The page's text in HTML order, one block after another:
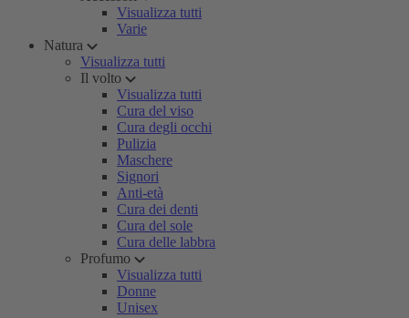
Visualizza tutti
Varie
Natura
Visualizza tutti
Il volto
Visualizza tutti
Cura del viso
Cura degli occhi
Pulizia
Maschere
Signori
Anti-età
Cura dei denti
Cura del sole
Cura delle labbra
Profumo
Visualizza tutti
Donne
Unisex